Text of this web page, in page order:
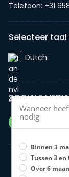
Telefoon: +31
Selecteer taal
Dutch‎
SOCIALE MEDIA
Zoeken
Wanneer
nodig
Binnen 3
Tussen 3
Over 6